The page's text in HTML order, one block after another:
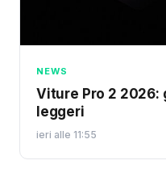
NEWS
Viture Pro 2 2026:
leggeri
ieri alle 11:55